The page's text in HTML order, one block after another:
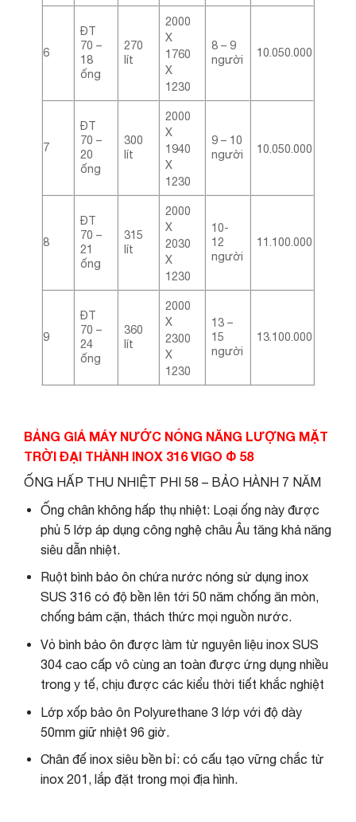
6
ĐT
70 –
18
ống
270
lít
2000
X
1760
X
1230
8 – 9
người
10.050.000
7
ĐT
70 –
20
ống
300
lít
2000
X
1940
X
1230
9 – 10
người
10.050.000
8
ĐT
70 –
21
ống
315
lít
2000
X
2030
X
1230
10-
12
người
11.100.000
9
ĐT
70 –
24
ống
360
lít
2000
X
2300
X
1230
13 –
15
người
13.100.000
BẢNG GIÁ MÁY NƯỚC NÓNG NĂNG LƯỢNG MẶT
TRỜI ĐẠI THÀNH INOX 316 VIGO Φ 58
ỐNG HẤP THU NHIỆT PHI 58 – BẢO HÀNH 7 NĂM
Ống chân không hấp thụ nhiệt: Loại ống này được
phủ 5 lớp áp dụng công nghệ châu Âu tăng khả năng
siêu dẫn nhiệt.
Ruột bình bảo ôn chứa nước nóng sử dụng inox
SUS 316 có độ bền lên tới 50 năm chống ăn mòn,
chống bám cặn, thách thức mọi nguồn nước.
Vỏ bình bảo ôn được làm từ nguyên liệu inox SUS
304 cao cấp vô cùng an toàn được ứng dụng nhiều
trong y tế, chịu được các kiểu thời tiết khắc nghiệt
Lớp xốp bảo ôn Polyurethane 3 lớp với độ dày
50mm giữ nhiệt 96 giờ.
Chân đế inox siêu bền bỉ: có cấu tạo vững chắc từ
inox 201, lắp đặt trong mọi địa hình.